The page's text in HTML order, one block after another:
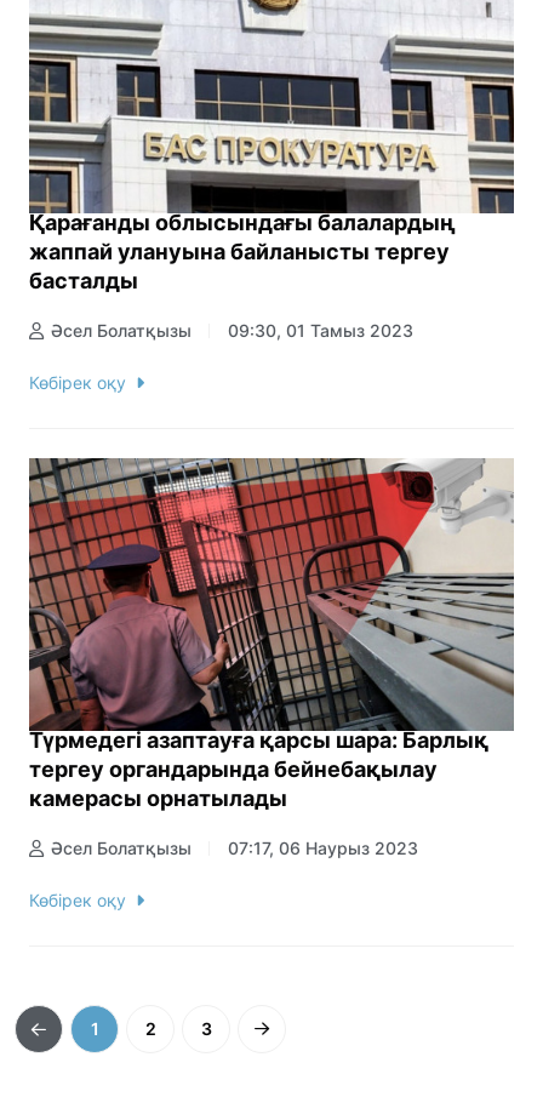
Қарағанды облысындағы балалардың
жаппай улануына байланысты тергеу
басталды
Әсел Болатқызы 09:30, 01 Тамыз 2023
Көбірек оқу
Түрмедегі азаптауға қарсы шара: Барлық
тергеу органдарында бейнебақылау
камерасы орнатылады
Әсел Болатқызы 07:17, 06 Наурыз 2023
Көбірек оқу
1 2 3